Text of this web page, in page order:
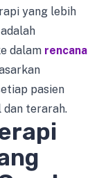
yang lebih
dalam rencana
pasien
dan terarah.